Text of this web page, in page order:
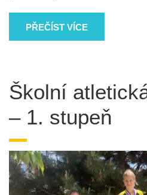
PŘEČÍST VÍCE
Školní
– 1. stupeň